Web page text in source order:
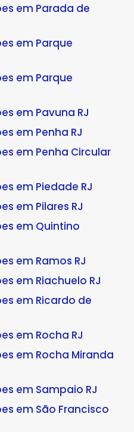
em Parada de
em Parque
em Parque
em Pavuna RJ
em Penha RJ
em Penha Circular
em Piedade RJ
em Pilares RJ
em Quintino
em Ramos RJ
em Riachuelo RJ
em Ricardo de
em Rocha RJ
em Rocha Miranda
em Sampaio RJ
em São Francisco